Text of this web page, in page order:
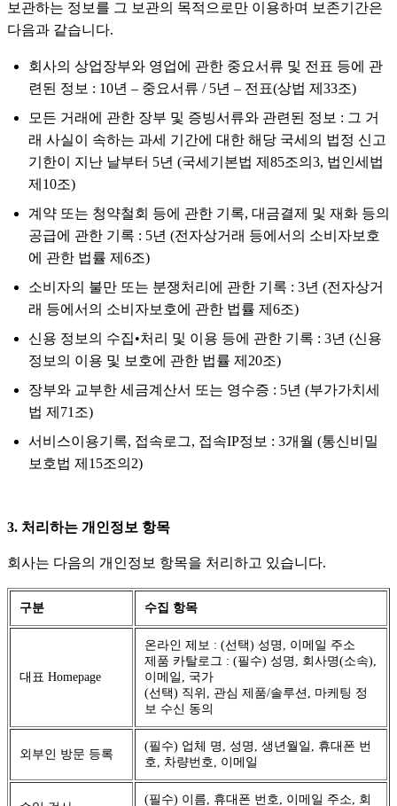
보관하는 정보를 그 보관의 목적으로만 이용하며 보존기간은
다음과 같습니다.
회사의 상업장부와 영업에 관한 중요서류 및 전표 등에 관
련된 정보 : 10년 – 중요서류 / 5년 – 전표(상법 제33조)
모든 거래에 관한 장부 및 증빙서류와 관련된 정보 : 그 거
래 사실이 속하는 과세 기간에 대한 해당 국세의 법정 신고
기한이 지난 날부터 5년 (국세기본법 제85조의3, 법인세법
제10조)
계약 또는 청약철회 등에 관한 기록, 대금결제 및 재화 등의
공급에 관한 기록 : 5년 (전자상거래 등에서의 소비자보호
에 관한 법률 제6조)
소비자의 불만 또는 분쟁처리에 관한 기록 : 3년 (전자상거
래 등에서의 소비자보호에 관한 법률 제6조)
신용 정보의 수집•처리 및 이용 등에 관한 기록 : 3년 (신용
정보의 이용 및 보호에 관한 법률 제20조)
장부와 교부한 세금계산서 또는 영수증 : 5년 (부가가치세
법 제71조)
서비스이용기록, 접속로그, 접속IP정보 : 3개월 (통신비밀
보호법 제15조의2)
3. 처리하는 개인정보 항목
회사는 다음의 개인정보 항목을 처리하고 있습니다.
구분 수집 항목
대표 Homepage
온라인 제보 : (선택) 성명, 이메일 주소
제품 카탈로그 : (필수) 성명, 회사명(소속),
이메일, 국가
(선택) 직위, 관심 제품/솔루션, 마케팅 정
보 수신 동의
외부인 방문 등록
(필수) 업체 명, 성명, 생년월일, 휴대폰 번
호, 차량번호, 이메일
(필수) 이름, 휴대폰 번호, 이메일 주소, 회